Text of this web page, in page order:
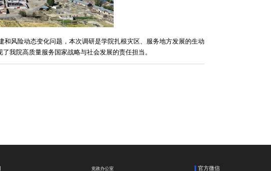
风险动态变化问题，本次调研是学院扎根灾区、服务地方发展的生动
我院高质量服务国家战略与社会发展的责任担当。
党政办公室 官方微信